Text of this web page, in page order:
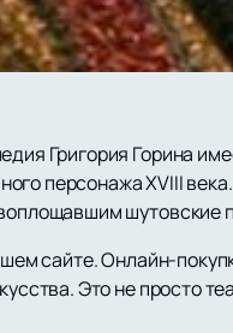
Григория Горина
персонажа XVIII
шутовские
сайте. Онлайн-
Это не просто